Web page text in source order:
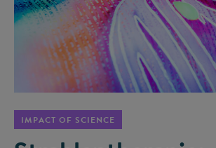
IMPACT OF SCIENCE